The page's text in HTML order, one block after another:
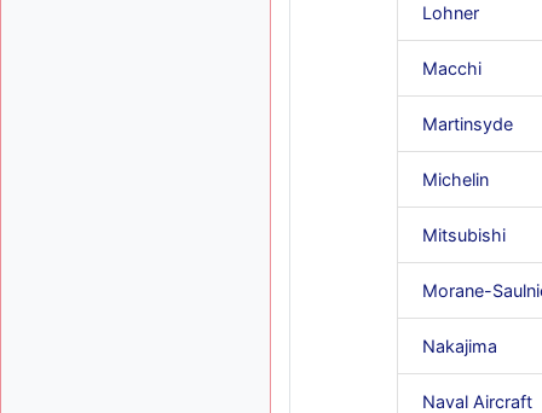
Lohner
Macchi
Martinsyde
Michelin
Mitsubishi
Morane-
Nakajima
Naval Aircraft